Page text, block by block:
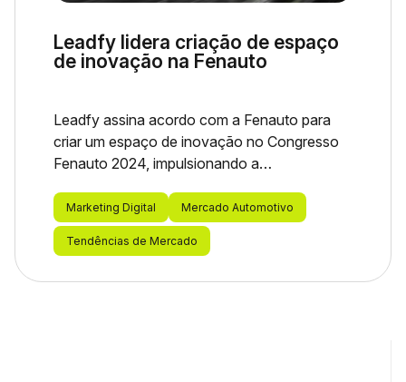
Leadfy lidera criação de espaço
de inovação na Fenauto
Leadfy assina acordo com a Fenauto para
criar um espaço de inovação no Congresso
Fenauto 2024, impulsionando a
Marketing Digital Mercado Automotivo
Tendências de Mercado